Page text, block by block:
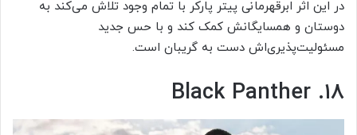
در این اثر ابرقهرمانی پیتر پارکر با تمام وجود تلاش می‌کند به
دوستان و همسایگانش کمک کند و با حس جدید
مسئولیت‌پذیری‌اش دست به گریبان است.
۱۸. Black Panther